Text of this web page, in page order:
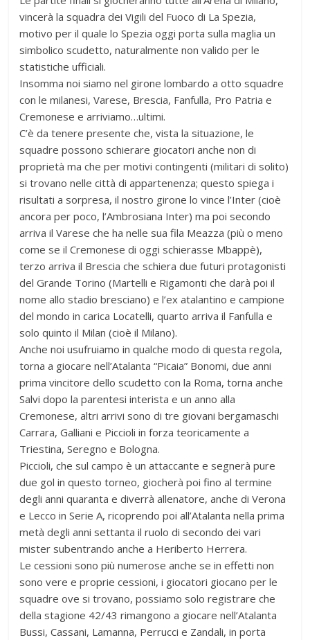
vincerà la squadra dei Vigili del Fuoco di La Spezia,
motivo per il quale lo Spezia oggi porta sulla maglia un
simbolico scudetto, naturalmente non valido per le
statistiche ufficiali.
Insomma noi siamo nel girone lombardo a otto squadre
con le milanesi, Varese, Brescia, Fanfulla, Pro Patria e
Cremonese e arriviamo…ultimi.
C’è da tenere presente che, vista la situazione, le
squadre possono schierare giocatori anche non di
proprietà ma che per motivi contingenti (militari di solito)
si trovano nelle città di appartenenza; questo spiega i
risultati a sorpresa, il nostro girone lo vince l’Inter (cioè
ancora per poco, l’Ambrosiana Inter) ma poi secondo
arriva il Varese che ha nelle sua fila Meazza (più o meno
come se il Cremonese di oggi schierasse Mbappè),
terzo arriva il Brescia che schiera due futuri protagonisti
del Grande Torino (Martelli e Rigamonti che darà poi il
nome allo stadio bresciano) e l’ex atalantino e campione
del mondo in carica Locatelli, quarto arriva il Fanfulla e
solo quinto il Milan (cioè il Milano).
Anche noi usufruiamo in qualche modo di questa regola,
torna a giocare nell’Atalanta “Picaia” Bonomi, due anni
prima vincitore dello scudetto con la Roma, torna anche
Salvi dopo la parentesi interista e un anno alla
Cremonese, altri arrivi sono di tre giovani bergamaschi
Carrara, Galliani e Piccioli in forza teoricamente a
Triestina, Seregno e Bologna.
Piccioli, che sul campo è un attaccante e segnerà pure
due gol in questo torneo, giocherà poi fino al termine
degli anni quaranta e diverrà allenatore, anche di Verona
e Lecco in Serie A, ricoprendo poi all’Atalanta nella prima
metà degli anni settanta il ruolo di secondo dei vari
mister subentrando anche a Heriberto Herrera.
Le cessioni sono più numerose anche se in effetti non
sono vere e proprie cessioni, i giocatori giocano per le
squadre ove si trovano, possiamo solo registrare che
della stagione 42/43 rimangono a giocare nell’Atalanta
Bussi, Cassani, Lamanna, Perrucci e Zandali, in porta